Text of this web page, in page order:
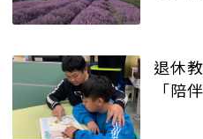
退休
「陪